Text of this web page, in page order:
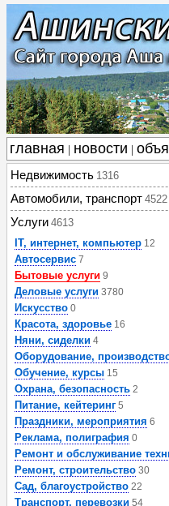
главная новости
Недвижимость 1316
Автомобили, транспорт 4522
Услуги 4613
IT, интернет, компьютер 12
Автосервис 7
Бытовые услуги 9
Деловые услуги 3780
Искусство 0
Красота, здоровье 16
Няни, сиделки 4
Оборудование,
Обучение, курсы 15
Охрана, безопасность 2
Питание, кейтеринг 5
Праздники, мероприятия 6
Реклама, полиграфия 0
Ремонт и обслуживание
Ремонт, строительство 30
Сад, благоустройство 22
Транспорт, перевозки 54